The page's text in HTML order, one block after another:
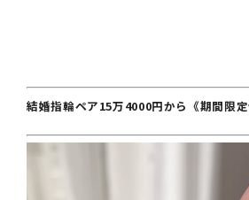
結婚指輪ペア15万4000円から《期間限定